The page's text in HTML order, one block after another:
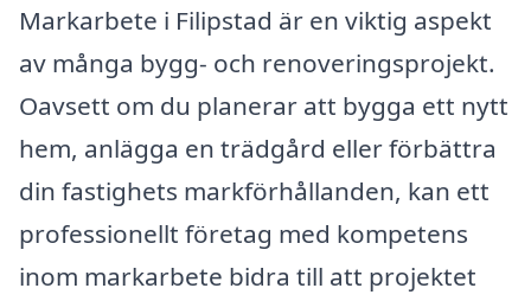
Markarbete i Filipstad är en viktig aspekt
av många bygg- och renoveringsprojekt.
Oavsett om du planerar att bygga ett nytt
hem, anlägga en trädgård eller förbättra
din fastighets markförhållanden, kan ett
professionellt företag med kompetens
inom markarbete bidra till att projektet